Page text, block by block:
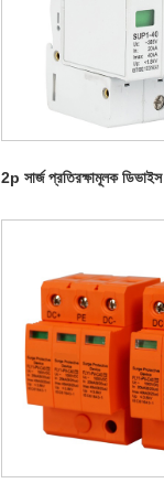
2p সার্জ প্রতিরক্ষামূলক ডিভাইস